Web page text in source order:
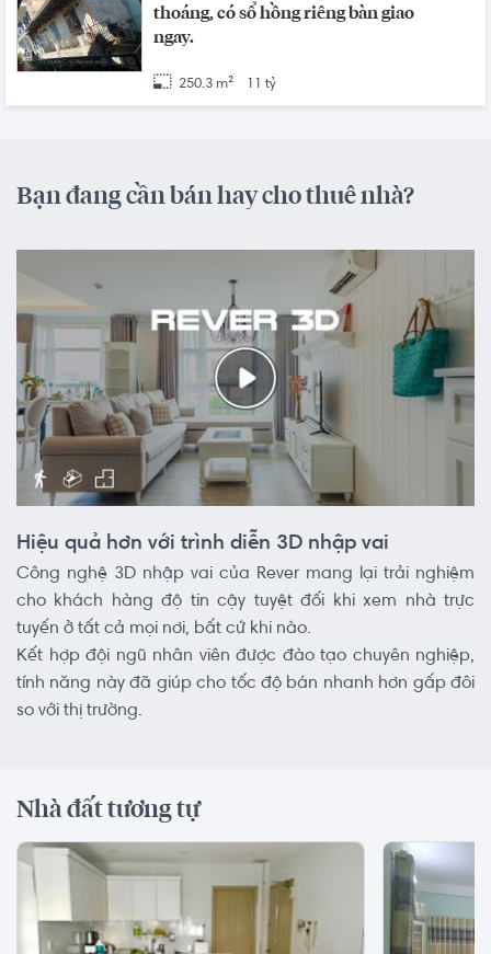
thoáng, có sổ hồng riêng bàn giao
ngay.
250.3 m² 11 tỷ
Bạn đang cần bán hay cho thuê nhà?
Hiệu quả hơn với trình diễn 3D nhập vai
Công nghệ 3D nhập vai của Rever mang lại trải nghiệm
cho khách hàng độ tin cậy tuyệt đối khi xem nhà trực
tuyến ở tất cả mọi nơi, bất cứ khi nào.
Kết hợp đội ngũ nhân viên được đào tạo chuyên nghiệp,
tính năng này đã giúp cho tốc độ bán nhanh hơn gấp đôi
so với thị trường.
Nhà đất tương tự